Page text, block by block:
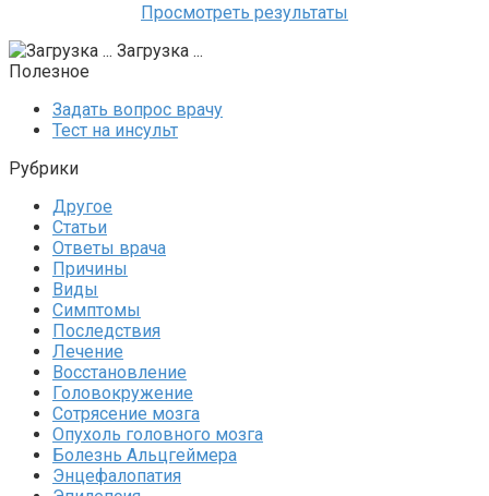
Просмотреть результаты
Загрузка ...
Полезное
Задать вопрос врачу
Тест на инсульт
Рубрики
Другое
Статьи
Ответы врача
Причины
Виды
Симптомы
Последствия
Лечение
Восстановление
Головокружение
Сотрясение мозга
Опухоль головного мозга
Болезнь Альцгеймера
Энцефалопатия